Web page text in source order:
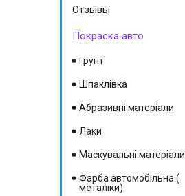
Отзывы
Покраска авто
Грунт
Шпаклівка
Абразивні матеріали
Лаки
Маскувальні матеріали
Фарба автомобільна (
металіки)